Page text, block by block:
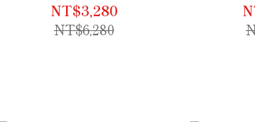
NT$3,280
NT$6,280